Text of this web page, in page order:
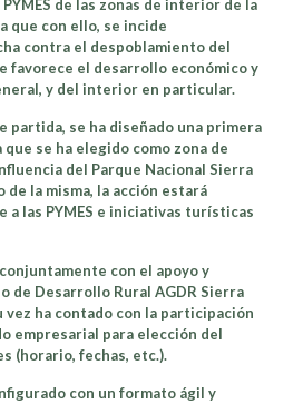
de las zonas de interior de la
que con ello, se incide
contra el despoblamiento del
favorece el desarrollo económico y
y del interior en particular.
partida, se ha diseñado una primera
se ha elegido como zona de
del Parque Nacional Sierra
de la misma, la acción estará
a las PYMES e iniciativas turísticas
con el apoyo y
de Desarrollo Rural AGDR Sierra
vez ha contado con la participación
empresarial para elección del
(horario, fechas, etc.).
con un formato ágil y